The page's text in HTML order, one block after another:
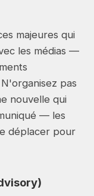
majeures qui
les médias —
pas
nouvelle qui
— les
déplacer pour